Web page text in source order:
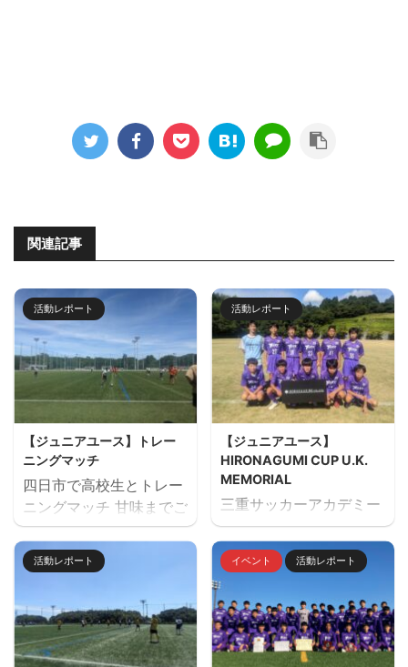
関連記事
活動レポート
【ジュニアユース】トレー
ニングマッチ
四日市で高校生とトレー
ニングマッチ 甘味までご
用意していただきありが
とうございました。 トレ
ーニングマッチ 三重サッ
南高校
活動レポート
【ジュニアユース】
HIRONAGUMI CUP U.K.
MEMORIAL
三重サッカーアカデミー
主催でU14のサッカーフ
ェスティバル
「HIRONAGUMI CUP
催しました。 ２日間天然
芝２面で対戦しました。
優勝：レイジェンド滋賀
活動レポート イベント 活動レポート